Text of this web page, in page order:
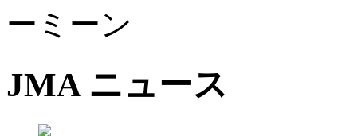
ーミーン
JMAニュース